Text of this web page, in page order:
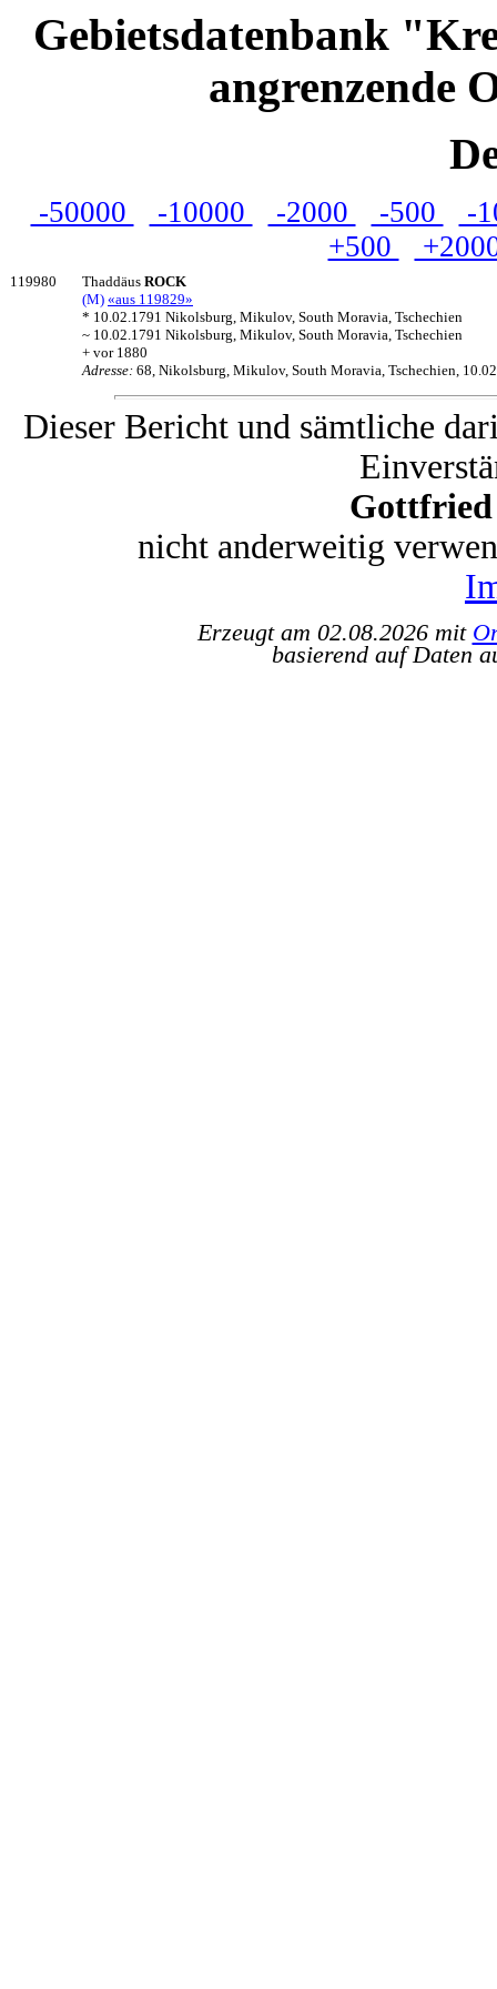
Gebietsdatenbank
angrenzende
-50000 -10000 -2000 -500
-
+500
119980 Thaddäus ROCK
(M) «aus 119829»
* 10.02.1791 Nikolsburg, Mikulov, South Moravia, Tschechien
~ 10.02.1791 Nikolsburg, Mikulov, South Moravia, Tschechien
+ vor 1880
Adresse: 68, Nikolsburg, Mikulov, South Moravia, Tschechien,
Dieser Bericht und sämtliche
Gottfried
nicht anderweitig
Erzeugt am 02.08.2026 mit
basierend auf Daten